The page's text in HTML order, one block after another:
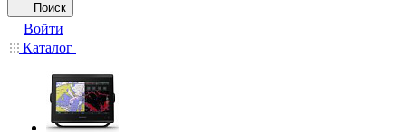
Поиск
Войти
Каталог